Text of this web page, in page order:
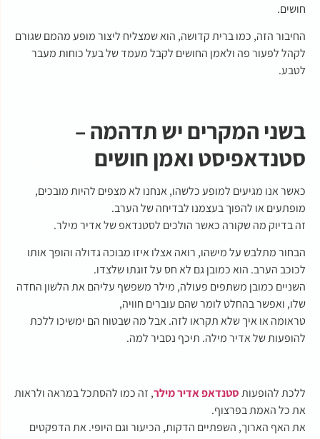
חושים.
החיבור הזה, כמו ברית קדושה, הוא שמצליח ליצור מופע מהמם שגורם
לקהל לפעור פה ולאמן החושים לקבל מעמד של בעל כוחות מעבר
לטבע.
בשני המקרים יש תדהמה –
סטנדאפיסט ואמן חושים
כאשר אנו מגיעים למופע כלשהו, אנחנו לא מצפים להיות מובכים,
מופתעים או להפוך בעצמנו לבדיחה של הערב.
זה בדיוק מה שקורה כאשר הולכים לסטנדאפ של אדיר מילר.
הבחור מתלבש על מישהו, רואה אצלו איזו מבוכה גדולה והופך אותו
לכוכב הערב. הוא כמובן גם לא חס על זוגתו שלצדו.
השניים כמובן משתפים פעולה, מילר משפשף עליהם את הלשון החדה
שלו, ואפשר בהחלט לומר שהם עוברים חוויה,
טראומה או איך שלא תקראו לזה. אבל מה שבטוח הם ימשיכו ללכת
להופעות של אדיר מילה. תיכף נסביר למה.
ללכת להופעותסטנדאפ אדיר מילר, זה כמו להסתכל במראה ולראות
את כל האמת בפרצוף.
את האף הארוך, השפתיים הדקות, הכיעור וגם היופי. את הדפקטים